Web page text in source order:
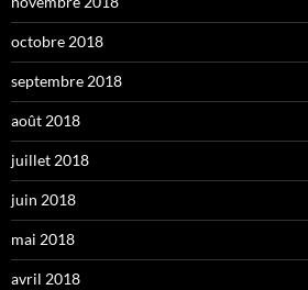
octobre 2018
septembre 2018
août 2018
juillet 2018
juin 2018
mai 2018
avril 2018